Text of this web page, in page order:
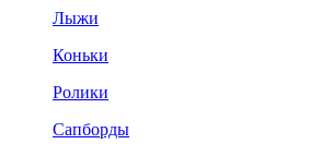
Лыжи
Коньки
Ролики
Сапборды